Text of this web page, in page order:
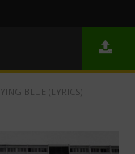
BLUE (LYRICS)